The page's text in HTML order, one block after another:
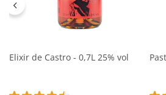
Elixir de Castro - 0,7L 25% vol